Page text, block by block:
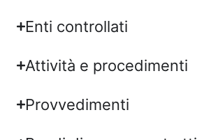
Enti controllati
Attività e procedimenti
Provvedimenti